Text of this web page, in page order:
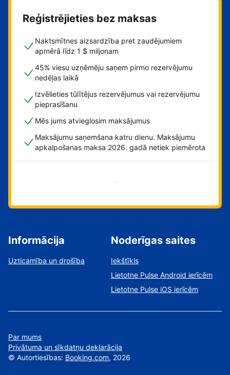
Reģistrējieties bez maksas
Naktsmītnes aizsardzība pret zaudējumiem
apmērā līdz 1 $ miljonam
45% viesu uzņēmēju saņem pirmo rezervējumu
nedēļas laikā
Izvēlieties tūlītējus rezervējumus vai rezervējumu
pieprasīšanu
Mēs jums atvieglosim maksājumus
Maksājumu saņemšana katru dienu. Maksājumu
apkalpošanas maksa 2026. gadā netiek piemērota
Sāciet tūlīt!
Informācija
Uzticamība un drošība
Noderīgas saites
Iekštīkls
Lietotne Pulse Android ierīcēm
Lietotne Pulse iOS ierīcēm
Par mums
Privātuma un sīkdatņu deklarācija
© Autortiesības: Booking.com, 2026